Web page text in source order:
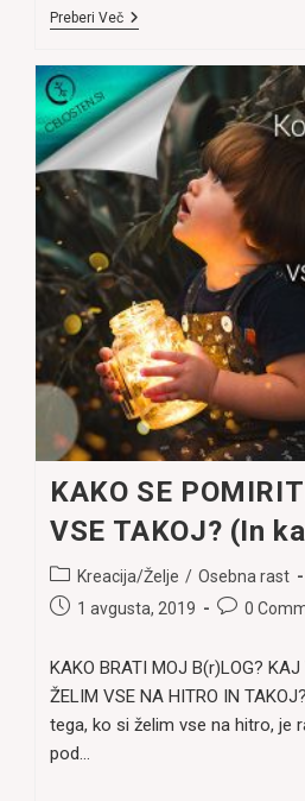
Preberi VečPoletne
KAKO SE
VSE TAKOJ? (In
Post
category:
Kreacija/Želje / Osebna rast
Post1 avgusta, 2019
Post0
KAKO BRATI MOJ B(r)LOG? KAJ
ŽELIM VSE NA HITRO IN
tega, ko si želim vse na hitro, je
pod…